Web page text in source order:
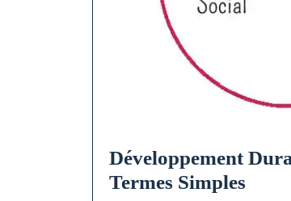
Développement
Termes Simples